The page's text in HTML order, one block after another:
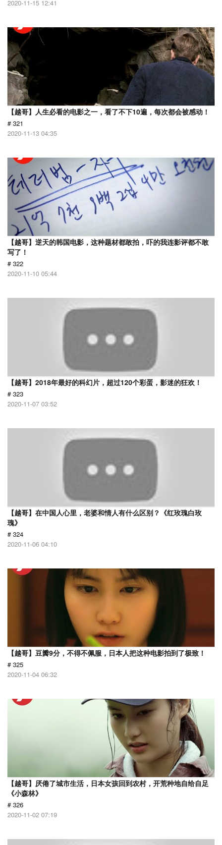
2020-11-15 12:41
【越哥】人生必看的电影之一，看了不下10遍，每次都会被感动！
# 321
2020-11-13 04:35
【越哥】逆天的韩国电影，这种题材都敢拍，吓的我连影评都不敢
写了！
# 322
2020-11-10 05:44
【越哥】2018年最好的科幻片，超过120个彩蛋，影迷的狂欢！
# 323
2020-11-07 03:52
【越哥】在中国人心里，老婆和情人有什么区别？《红玫瑰白玫
瑰》
# 324
2020-11-06 04:10
【越哥】豆瓣9分，不得不佩服，日本人把这种电影拍到了极致！
# 325
2020-11-04 06:32
【越哥】厌倦了城市生活，日本女孩回到农村，开荒种地自给自足
《小森林》
# 326
2020-11-02 07:19